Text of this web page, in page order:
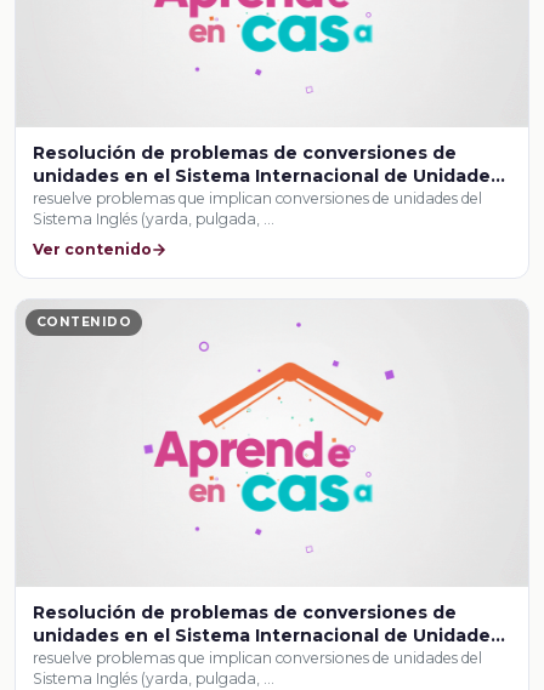
Resolución de problemas de conversiones de
unidades en el Sistema Internacional de Unidades
y el Sistema Inglés
resuelve problemas que implican conversiones de unidades del
Sistema Inglés (yarda, pulgada, …
Ver contenido
CONTENIDO
Resolución de problemas de conversiones de
unidades en el Sistema Internacional de Unidades
y el Sistema Inglés
resuelve problemas que implican conversiones de unidades del
Sistema Inglés (yarda, pulgada, …